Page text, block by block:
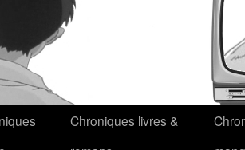
Chroniques livres &